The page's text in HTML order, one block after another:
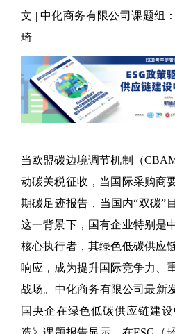
文 | 中化商务有限公司课题组
琦
当欧盟碳边境调节机制（
动碳关税征收，当国际采购商
期碳足迹报告，当国内“双碳”
这一背景下，国有企业特别是
核心执行者，其绿色低碳供应
响应，成为提升国际竞争力、
战场。中化商务有限公司最新
国央企在绿色低碳供应链建